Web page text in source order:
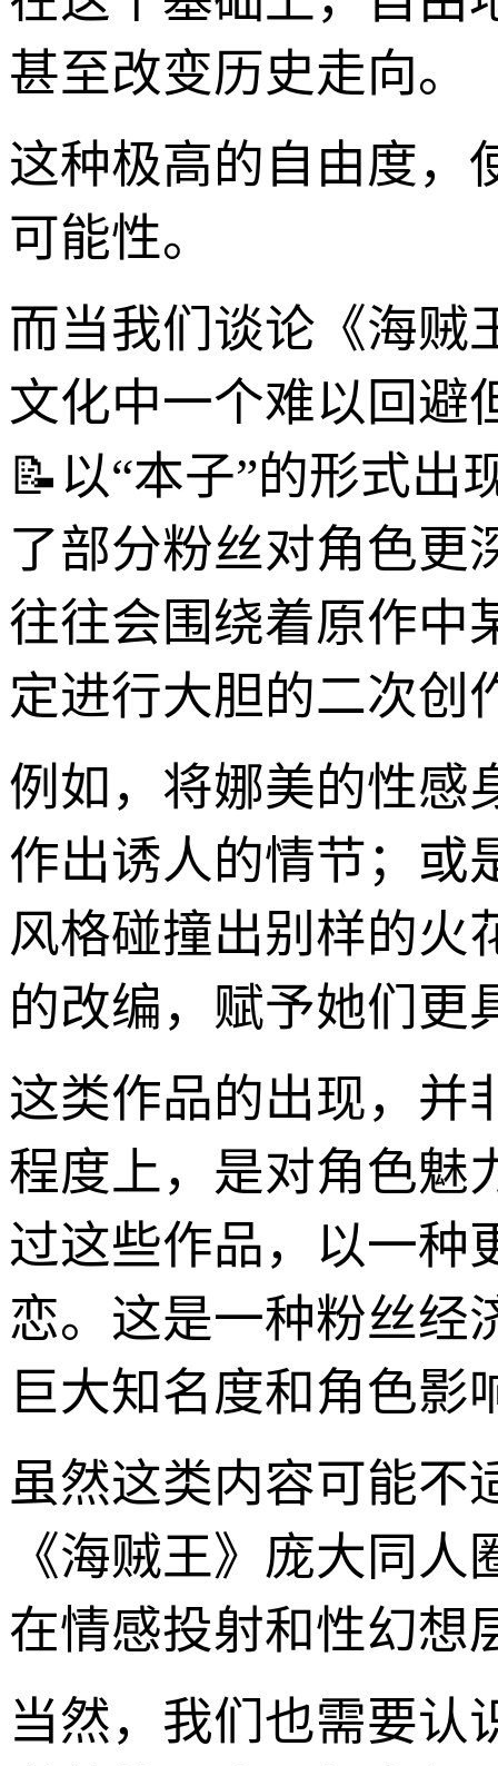
甚至改变历史走向。
这种极高的自由度，
可能性。
而当我们谈论《海贼
文化中一个难以回避
📝以“本子”的形式
了部分粉丝对角色更
往往会围绕着原作中
定进行大胆的二次创
例如，将娜美的性感
作出诱人的情节；或
风格碰撞出别样的火
的改编，赋予她们更
这类作品的出现，并
程度上，是对角色魅
过这些作品，以一种
恋。这是一种粉丝经
巨大知名度和角色
虽然这类内容可能不
《海贼王》庞大同
在情感投射和性幻想
当然，我们也需要认